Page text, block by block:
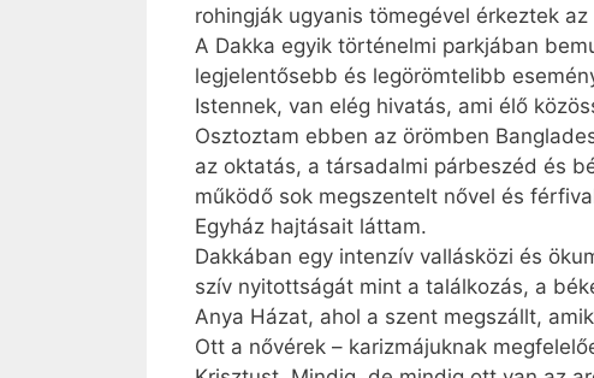
rohing­ják ugyanis tömegével érkeztek
A Dakka egyik történelmi parkjában
legjelentősebb és legörömtelibb
Istennek, van elég hivatás, ami élő
Osztoztam ebben az örömben
az oktatás, a társadalmi párbeszéd és
működő sok megszentelt nővel és
Egyház hajtásait láttam.
Dakkában egy intenzív vallásközi és
szív nyitottságát mint a találkozás, a
Anya Házat, ahol a szent megszállt,
Ott a nővérek – karizmájuknak